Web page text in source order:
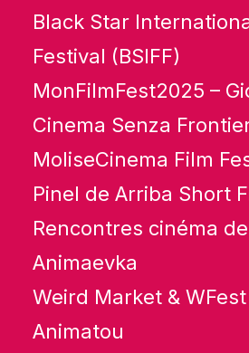
Black Star
Festival (BSIFF)
MonFilmFest2025 –
Cinema Senza
MoliseCinema Film
Pinel de Arriba Short
Rencontres cinéma
Animaevka
Weird Market & WFest
Animatou